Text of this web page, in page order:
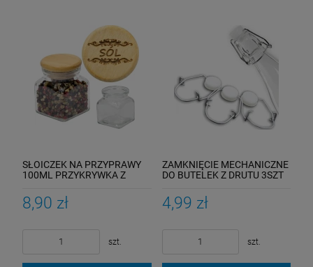
SŁOICZEK NA PRZYPRAWY
100ML PRZYKRYWKA Z
8,90 zł
szt.
ZAMKNIĘCIE MECHANICZNE
DO BUTELEK Z DRUTU 3SZT
4,99 zł
szt.